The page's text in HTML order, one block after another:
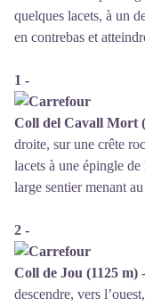
quelques lacets, à un
en contrebas et
1 -
Coll del Cavall Mort
droite, sur une crête
lacets à une épingle
large sentier menant
2 -
Coll de Jou (1125 m)
descendre, vers